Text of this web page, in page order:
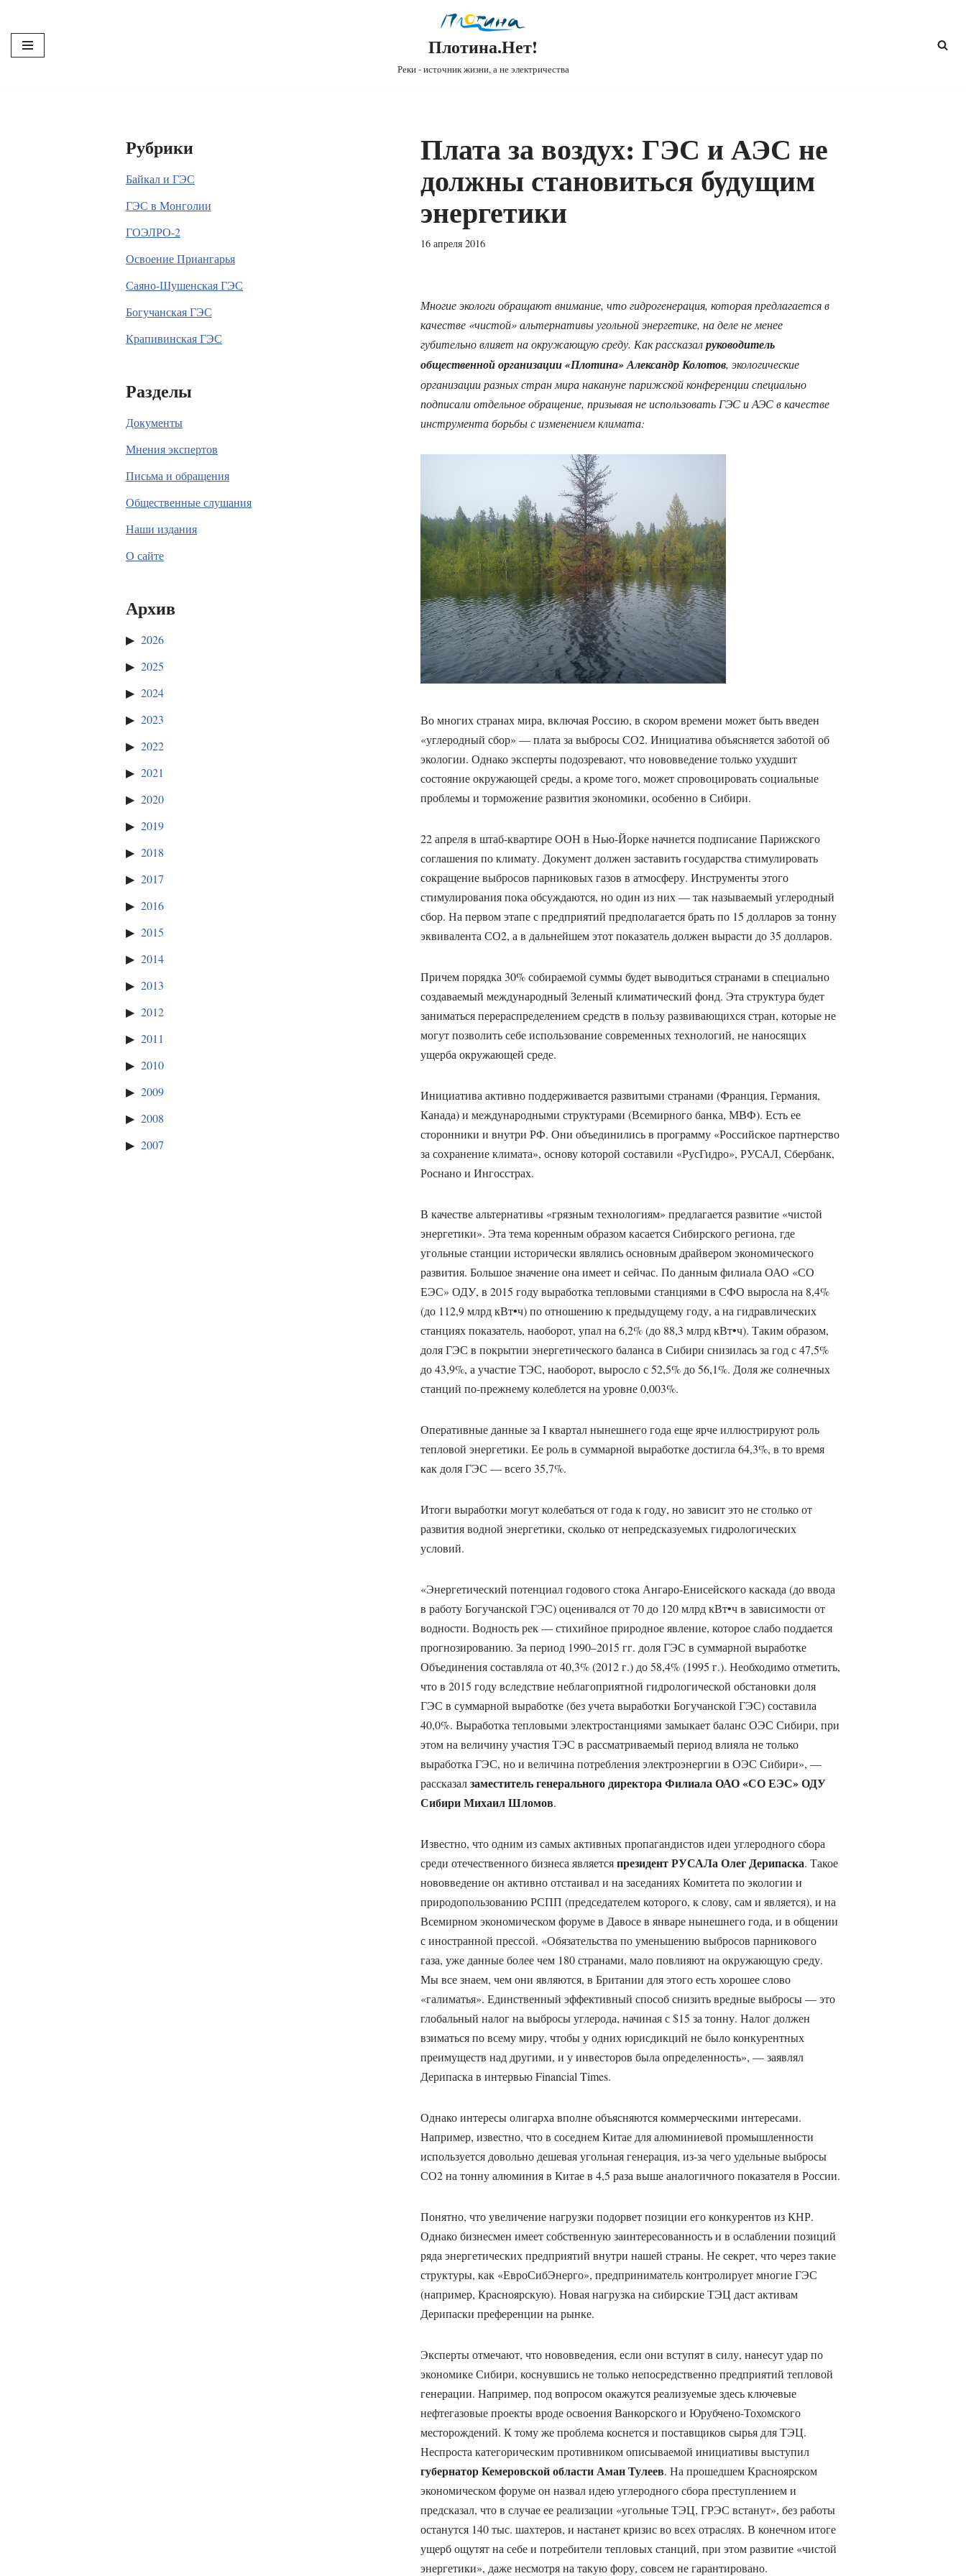
Перейти
к
Плотина.Нет!
Реки - источник жизни, а не электричества
Рубрики
Байкал и ГЭС
ГЭС в Монголии
ГОЭЛРО-2
Освоение Приангарья
Саяно-Шушенская ГЭС
Богучанская ГЭС
Крапивинская ГЭС
Разделы
Документы
Мнения экспертов
Письма и обращения
Общественные слушания
Наши издания
О сайте
Архив
2026
2025
2024
2023
2022
2021
2020
2019
2018
2017
2016
2015
2014
2013
2012
2011
2010
2009
2008
2007
Плата за воздух: ГЭС и АЭС не
должны становиться будущим
энергетики
16 апреля 2016
Многие экологи обращают внимание, что гидрогенерация, которая предлагается в
качестве «чистой» альтернативы угольной энергетике, на деле не менее
губительно влияет на окружающую среду. Как рассказалруководитель
общественной организации «Плотина» Александр Колотов, экологические
организации разных стран мира накануне парижской конференции специально
подписали отдельное обращение, призывая не использовать ГЭС и АЭС в качестве
инструмента борьбы с изменением климата:
Во многих странах мира, включая Россию, в скором времени может быть введен
«углеродный сбор» — плата за выбросы СО2. Инициатива объясняется заботой об
экологии. Однако эксперты подозревают, что нововведение только ухудшит
состояние окружающей среды, а кроме того, может спровоцировать социальные
проблемы и торможение развития экономики, особенно в Сибири.
22 апреля в штаб-квартире ООН в Нью-Йорке начнется подписание Парижского
соглашения по климату. Документ должен заставить государства стимулировать
сокращение выбросов парниковых газов в атмосферу. Инструменты этого
стимулирования пока обсуждаются, но один из них — так называемый углеродный
сбор. На первом этапе с предприятий предполагается брать по 15 долларов за тонну
эквивалента СО2, а в дальнейшем этот показатель должен вырасти до 35 долларов.
Причем порядка 30% собираемой суммы будет выводиться странами в специально
создаваемый международный Зеленый климатический фонд. Эта структура будет
заниматься перераспределением средств в пользу развивающихся стран, которые не
могут позволить себе использование современных технологий, не наносящих
ущерба окружающей среде.
Инициатива активно поддерживается развитыми странами (Франция, Германия,
Канада) и международными структурами (Всемирного банка, МВФ). Есть ее
сторонники и внутри РФ. Они объединились в программу «Российское партнерство
за сохранение климата», основу которой составили «РусГидро», РУСАЛ, Сбербанк,
Роснано и Ингосстрах.
В качестве альтернативы «грязным технологиям» предлагается развитие «чистой
энергетики». Эта тема коренным образом касается Сибирского региона, где
угольные станции исторически являлись основным драйвером экономического
развития. Большое значение она имеет и сейчас. По данным филиала ОАО «СО
ЕЭС» ОДУ, в 2015 году выработка тепловыми станциями в СФО выросла на 8,4%
(до 112,9 млрд кВт•ч) по отношению к предыдущему году, а на гидравлических
станциях показатель, наоборот, упал на 6,2% (до 88,3 млрд кВт•ч). Таким образом,
доля ГЭС в покрытии энергетического баланса в Сибири снизилась за год с 47,5%
до 43,9%, а участие ТЭС, наоборот, выросло с 52,5% до 56,1%. Доля же солнечных
станций по-прежнему колеблется на уровне 0,003%.
Оперативные данные за I квартал нынешнего года еще ярче иллюстрируют роль
тепловой энергетики. Ее роль в суммарной выработке достигла 64,3%, в то время
как доля ГЭС — всего 35,7%.
Итоги выработки могут колебаться от года к году, но зависит это не столько от
развития водной энергетики, сколько от непредсказуемых гидрологических
условий.
«Энергетический потенциал годового стока Ангаро-Енисейского каскада (до ввода
в работу Богучанской ГЭС) оценивался от 70 до 120 млрд кВт•ч в зависимости от
водности. Водность рек — стихийное природное явление, которое слабо поддается
прогнозированию. За период 1990–2015 гг. доля ГЭС в суммарной выработке
Объединения составляла от 40,3% (2012 г.) до 58,4% (1995 г.). Необходимо отметить,
что в 2015 году вследствие неблагоприятной гидрологической обстановки доля
ГЭС в суммарной выработке (без учета выработки Богучанской ГЭС) составила
40,0%. Выработка тепловыми электростанциями замыкает баланс ОЭС Сибири, при
этом на величину участия ТЭС в рассматриваемый период влияла не только
выработка ГЭС, но и величина потребления электроэнергии в ОЭС Сибири», —
рассказалзаместитель генерального директора Филиала ОАО «СО ЕЭС» ОДУ
Сибири Михаил Шломов.
Известно, что одним из самых активных пропагандистов идеи углеродного сбора
среди отечественного бизнеса являетсяпрезидент РУСАЛа Олег Дерипаска. Такое
нововведение он активно отстаивал и на заседаниях Комитета по экологии и
природопользованию РСПП (председателем которого, к слову, сам и является), и на
Всемирном экономическом форуме в Давосе в январе нынешнего года, и в общении
с иностранной прессой. «Обязательства по уменьшению выбросов парникового
газа, уже данные более чем 180 странами, мало повлияют на окружающую среду.
Мы все знаем, чем они являются, в Британии для этого есть хорошее слово
«галиматья». Единственный эффективный способ снизить вредные выбросы — это
глобальный налог на выбросы углерода, начиная с $15 за тонну. Налог должен
взиматься по всему миру, чтобы у одних юрисдикций не было конкурентных
преимуществ над другими, и у инвесторов была определенность», — заявлял
Дерипаска в интервью Financial Times.
Однако интересы олигарха вполне объясняются коммерческими интересами.
Например, известно, что в соседнем Китае для алюминиевой промышленности
используется довольно дешевая угольная генерация, из-за чего удельные выбросы
СО2 на тонну алюминия в Китае в 4,5 раза выше аналогичного показателя в России.
Понятно, что увеличение нагрузки подорвет позиции его конкурентов из КНР.
Однако бизнесмен имеет собственную заинтересованность и в ослаблении позиций
ряда энергетических предприятий внутри нашей страны. Не секрет, что через такие
структуры, как «ЕвроСибЭнерго», предприниматель контролирует многие ГЭС
(например, Красноярскую). Новая нагрузка на сибирские ТЭЦ даст активам
Дерипаски преференции на рынке.
Эксперты отмечают, что нововведения, если они вступят в силу, нанесут удар по
экономике Сибири, коснувшись не только непосредственно предприятий тепловой
генерации. Например, под вопросом окажутся реализуемые здесь ключевые
нефтегазовые проекты вроде освоения Ванкорского и Юрубчено-Тохомского
месторождений. К тому же проблема коснется и поставщиков сырья для ТЭЦ.
Неспроста категорическим противником описываемой инициативы выступил
губернатор Кемеровской области Аман Тулеев. На прошедшем Красноярском
экономическом форуме он назвал идею углеродного сбора преступлением и
предсказал, что в случае ее реализации «угольные ТЭЦ, ГРЭС встанут», без работы
останутся 140 тыс. шахтеров, и настанет кризис во всех отраслях. В конечном итоге
ущерб ощутят на себе и потребители тепловых станций, при этом развитие «чистой
энергетики», даже несмотря на такую фору, совсем не гарантировано.